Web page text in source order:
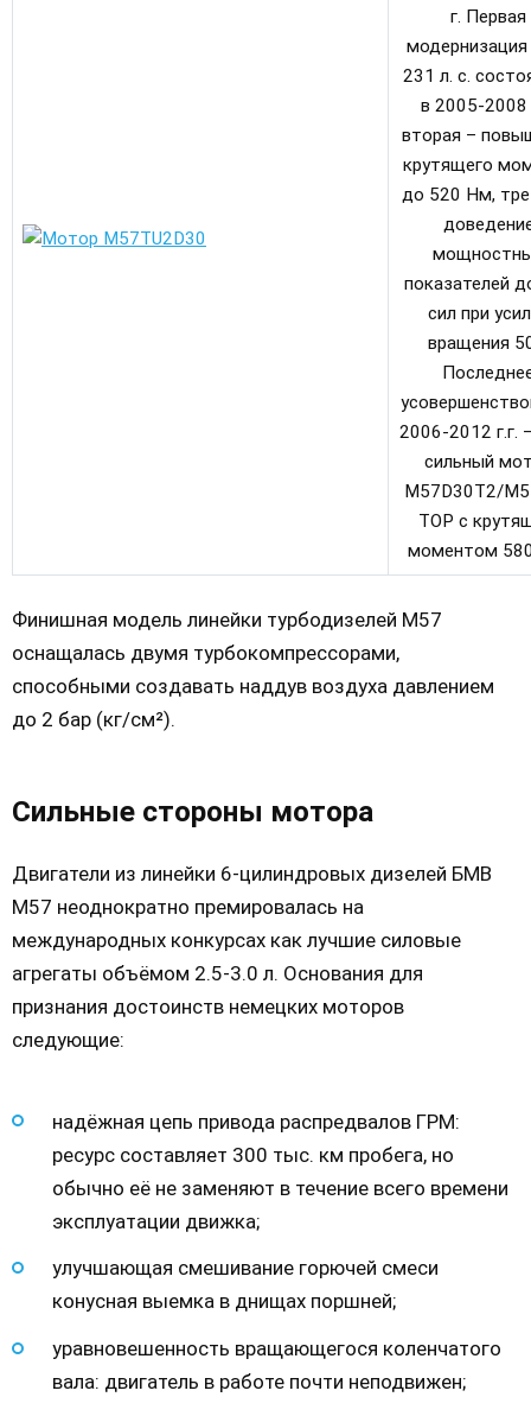
г. Первая
231 л. с.
в 2005-2008
вторая –
крутящего
до 520 Нм,
показателей
сил при
вращения
2006-2012 г.г.
сильный
M57D30T2/
TOP с
моментом
Финишная модель линейки турбодизелей М57
оснащалась двумя турбокомпрессорами,
способными создавать наддув воздуха давлением
до 2 бар (кг/см²).
Сильные стороны мотора
Двигатели из линейки 6-цилиндровых дизелей БМВ
М57 неоднократно премировалась на
международных конкурсах как лучшие силовые
агрегаты объёмом 2.5-3.0 л. Основания для
признания достоинств немецких моторов
следующие:
надёжная цепь привода распредвалов ГРМ:
ресурс составляет 300 тыс. км пробега, но
обычно её не заменяют в течение всего времени
эксплуатации движка;
улучшающая смешивание горючей смеси
конусная выемка в днищах поршней;
уравновешенность вращающегося коленчатого
вала: двигатель в работе почти неподвижен;